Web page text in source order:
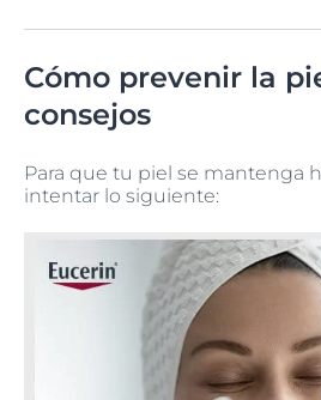
Cómo prevenir la
consejos
Para que tu piel se mantenga
intentar lo siguiente: